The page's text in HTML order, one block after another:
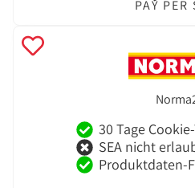
PAY PER
30 Tage
SEA nicht
Produktdaten-